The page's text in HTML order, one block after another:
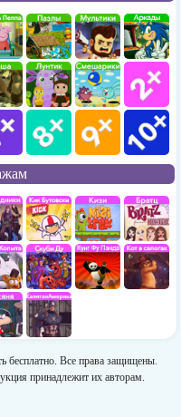
бесплатно. Все права защищены.
принадлежит их авторам.